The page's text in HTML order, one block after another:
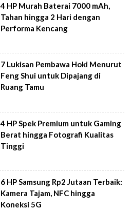
4 HP Murah Baterai 7000 mAh,
Tahan hingga 2 Hari dengan
Performa Kencang
7 Lukisan Pembawa Hoki Menurut
Feng Shui untuk Dipajang di
Ruang Tamu
4 HP Spek Premium untuk Gaming
Berat hingga Fotografi Kualitas
Tinggi
6 HP Samsung Rp2 Jutaan Terbaik:
Kamera Tajam, NFC hingga
Koneksi 5G